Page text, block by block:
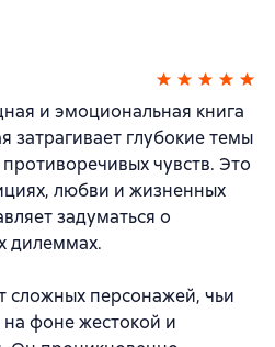
и эмоциональная книга
затрагивает глубокие темы
чувств. Это
любви и жизненных
задуматься о
дилеммах.
сложных персонажей, чьи
фоне жестокой и